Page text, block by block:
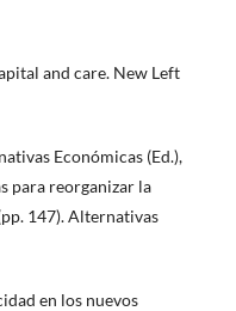
and care. New Left
Económicas (Ed.),
para reorganizar la
147). Alternativas
en los nuevos